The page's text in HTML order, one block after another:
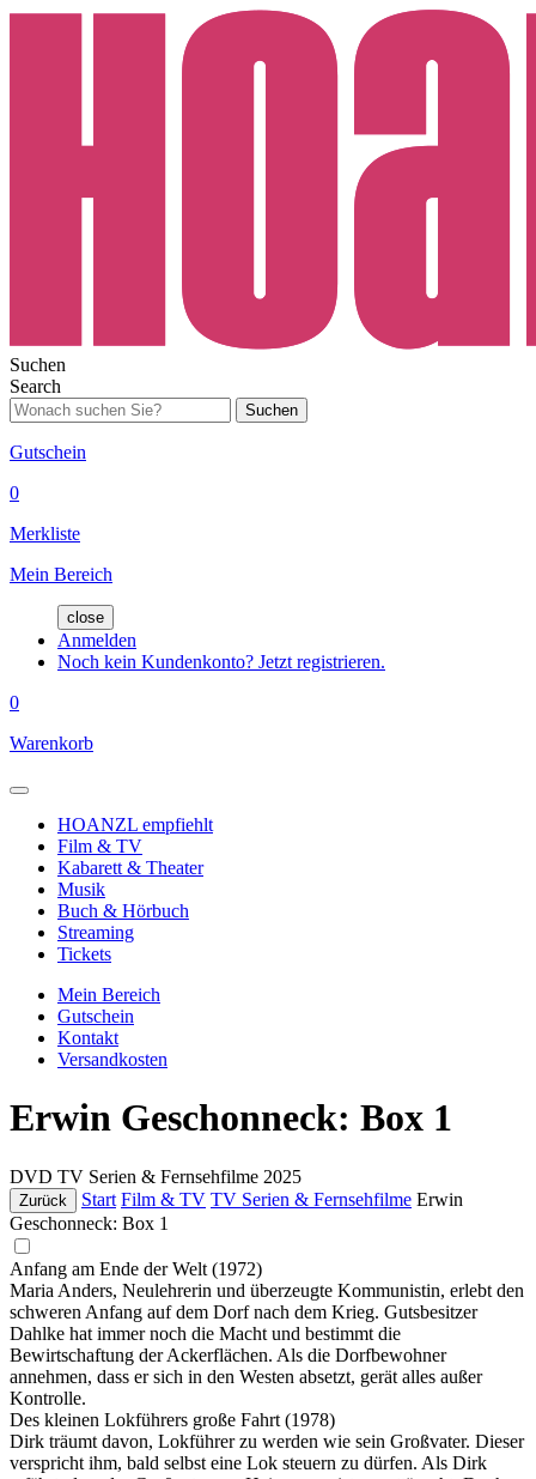
Suchen
Search
Suchen
Gutschein
0
Merkliste
Mein Bereich
close
Anmelden
Noch kein Kundenkonto? Jetzt registrieren.
0
Warenkorb
HOANZL empfiehlt
Film & TV
Kabarett & Theater
Musik
Buch & Hörbuch
Streaming
Tickets
Mein Bereich
Gutschein
Kontakt
Versandkosten
Erwin Geschonneck: Box 1
DVD TV Serien & Fernsehfilme 2025
Zurück Start Film & TV TV Serien & Fernsehfilme Erwin
Geschonneck: Box 1
Anfang am Ende der Welt (1972)
Maria Anders, Neulehrerin und überzeugte Kommunistin, erlebt den
schweren Anfang auf dem Dorf nach dem Krieg. Gutsbesitzer
Dahlke hat immer noch die Macht und bestimmt die
Bewirtschaftung der Ackerflächen. Als die Dorfbewohner
annehmen, dass er sich in den Westen absetzt, gerät alles außer
Kontrolle.
Des kleinen Lokführers große Fahrt (1978)
Dirk träumt davon, Lokführer zu werden wie sein Großvater. Dieser
verspricht ihm, bald selbst eine Lok steuern zu dürfen. Als Dirk